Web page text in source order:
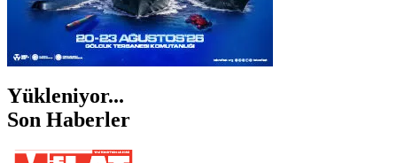
Yükleniyor...
Son Haberler